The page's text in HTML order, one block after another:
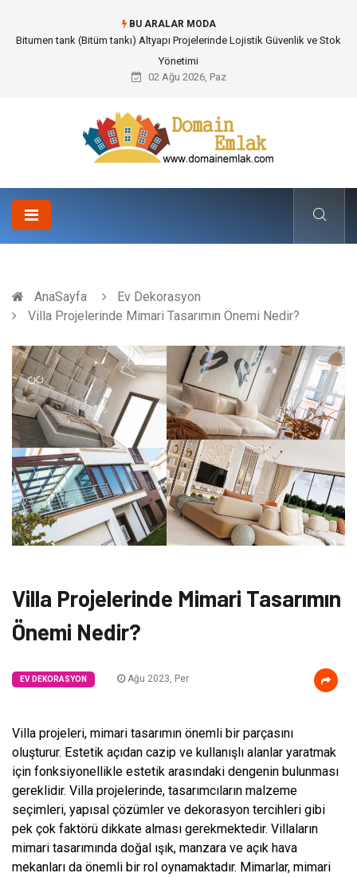
BU ARALAR MODA
Güvenilir Chip Satışı: Kesintisiz Poker Deneyimi İçin Profesyonel Destek
02 Ağu 2026, Paz
AnaSayfa
Ev Dekorasyon
Villa Projelerinde Mimari Tasarımın Önemi Nedir?
Villa Projelerinde Mimari Tasarımın
Önemi Nedir?
EV DEKORASYON Ağu 2023, Per
Villa projeleri, mimari tasarımın önemli bir parçasını
oluşturur. Estetik açıdan cazip ve kullanışlı alanlar yaratmak
için fonksiyonellikle estetik arasındaki dengenin bulunması
gereklidir. Villa projelerinde, tasarımcıların malzeme
seçimleri, yapısal çözümler ve dekorasyon tercihleri gibi
pek çok faktörü dikkate alması gerekmektedir. Villaların
mimari tasarımında doğal ışık, manzara ve açık hava
mekanları da önemli bir rol oynamaktadır. Mimarlar, mimari